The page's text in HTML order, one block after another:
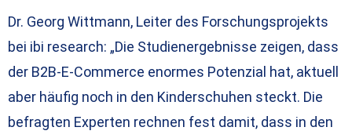
Dr. Georg Wittmann, Leiter des Forschungsprojekts
bei ibi research: „Die Studienergebnisse zeigen, dass
der B2B-E-Commerce enormes Potenzial hat, aktuell
aber häufig noch in den Kinderschuhen steckt. Die
befragten Experten rechnen fest damit, dass in den